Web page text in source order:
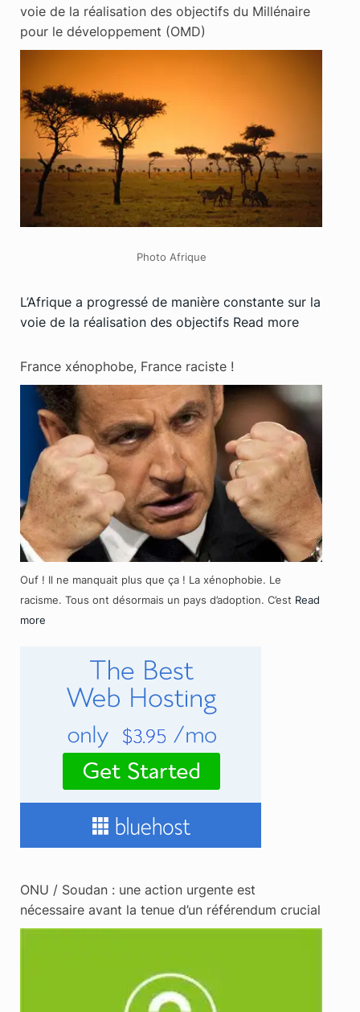
voie de la réalisation des objectifs du Millénaire
pour le développement (OMD)
Photo Afrique
L’Afrique a progressé de manière constante sur la
voie de la réalisation des objectifs Read more
France xénophobe, France raciste !
Ouf ! Il ne manquait plus que ça ! La xénophobie. Le
racisme. Tous ont désormais un pays d’adoption. C’est Read
more
ONU / Soudan : une action urgente est
nécessaire avant la tenue d’un référendum crucial